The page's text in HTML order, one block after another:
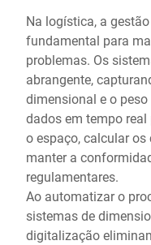
Na logística, a
fundamental para
problemas. Os
abrangente,
dimensional e o
dados em tempo
o espaço, calcular
manter a
regulamentares.
Ao automatizar o
sistemas de
digitalização